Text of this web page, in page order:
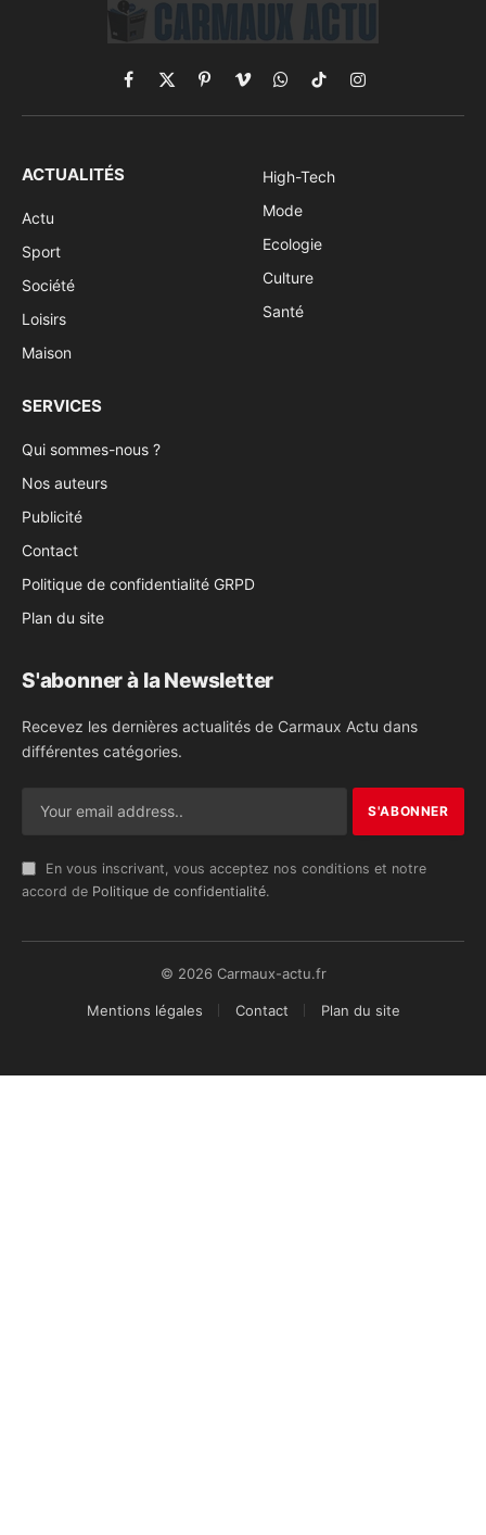
Facebook
X
(Twitter)
PinterestVimeoWhatsApp
TikTokInstagram
ACTUALITÉS
Actu
Sport
Société
Loisirs
Maison
High-Tech
Mode
Ecologie
Culture
Santé
SERVICES
Qui sommes-nous ?
Nos auteurs
Publicité
Contact
Politique de confidentialité GRPD
Plan du site
S'abonner à la Newsletter
Recevez les dernières actualités de Carmaux Actu dans
différentes catégories.
En vous inscrivant, vous acceptez nos conditions et notre
accord de Politique de confidentialité.
© 2026 Carmaux-actu.fr
Mentions légales Contact Plan du site